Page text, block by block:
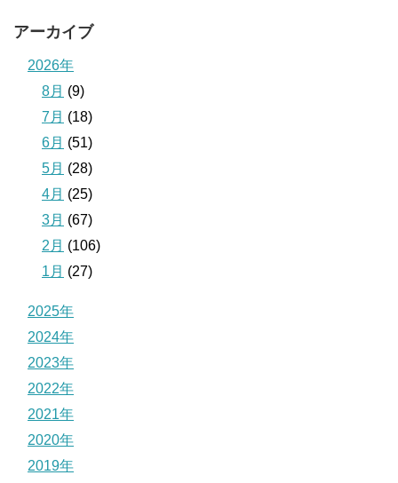
アーカイブ
2026年
8月 (9)
7月 (18)
6月 (51)
5月 (28)
4月 (25)
3月 (67)
2月 (106)
1月 (27)
2025年
2024年
2023年
2022年
2021年
2020年
2019年